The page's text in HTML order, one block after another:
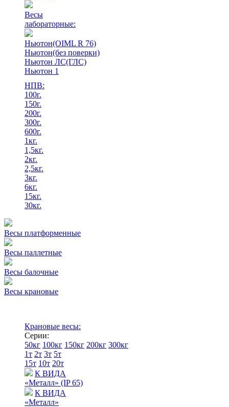
Весы
лабораторные:
Ньютон(OIML R 76)
Ньютон(без поверки)
Ньютон ЛС(ГЛС)
Ньютон 1
НПВ:
100г.
150г.
200г.
300г.
600г.
1кг.
1,5кг.
2кг.
2,5кг.
3кг.
6кг.
15кг.
30кг.
Весы платформенные
Весы паллетные
Весы балочные
Весы крановые
Крановые весы:
Серии:
50кг 100кг 150кг 200кг 300кг
1т 2т 3т 5т
15т 10т 20т
К ВИДА
«Металл» (IP 65)
К ВИДА
«Металл»